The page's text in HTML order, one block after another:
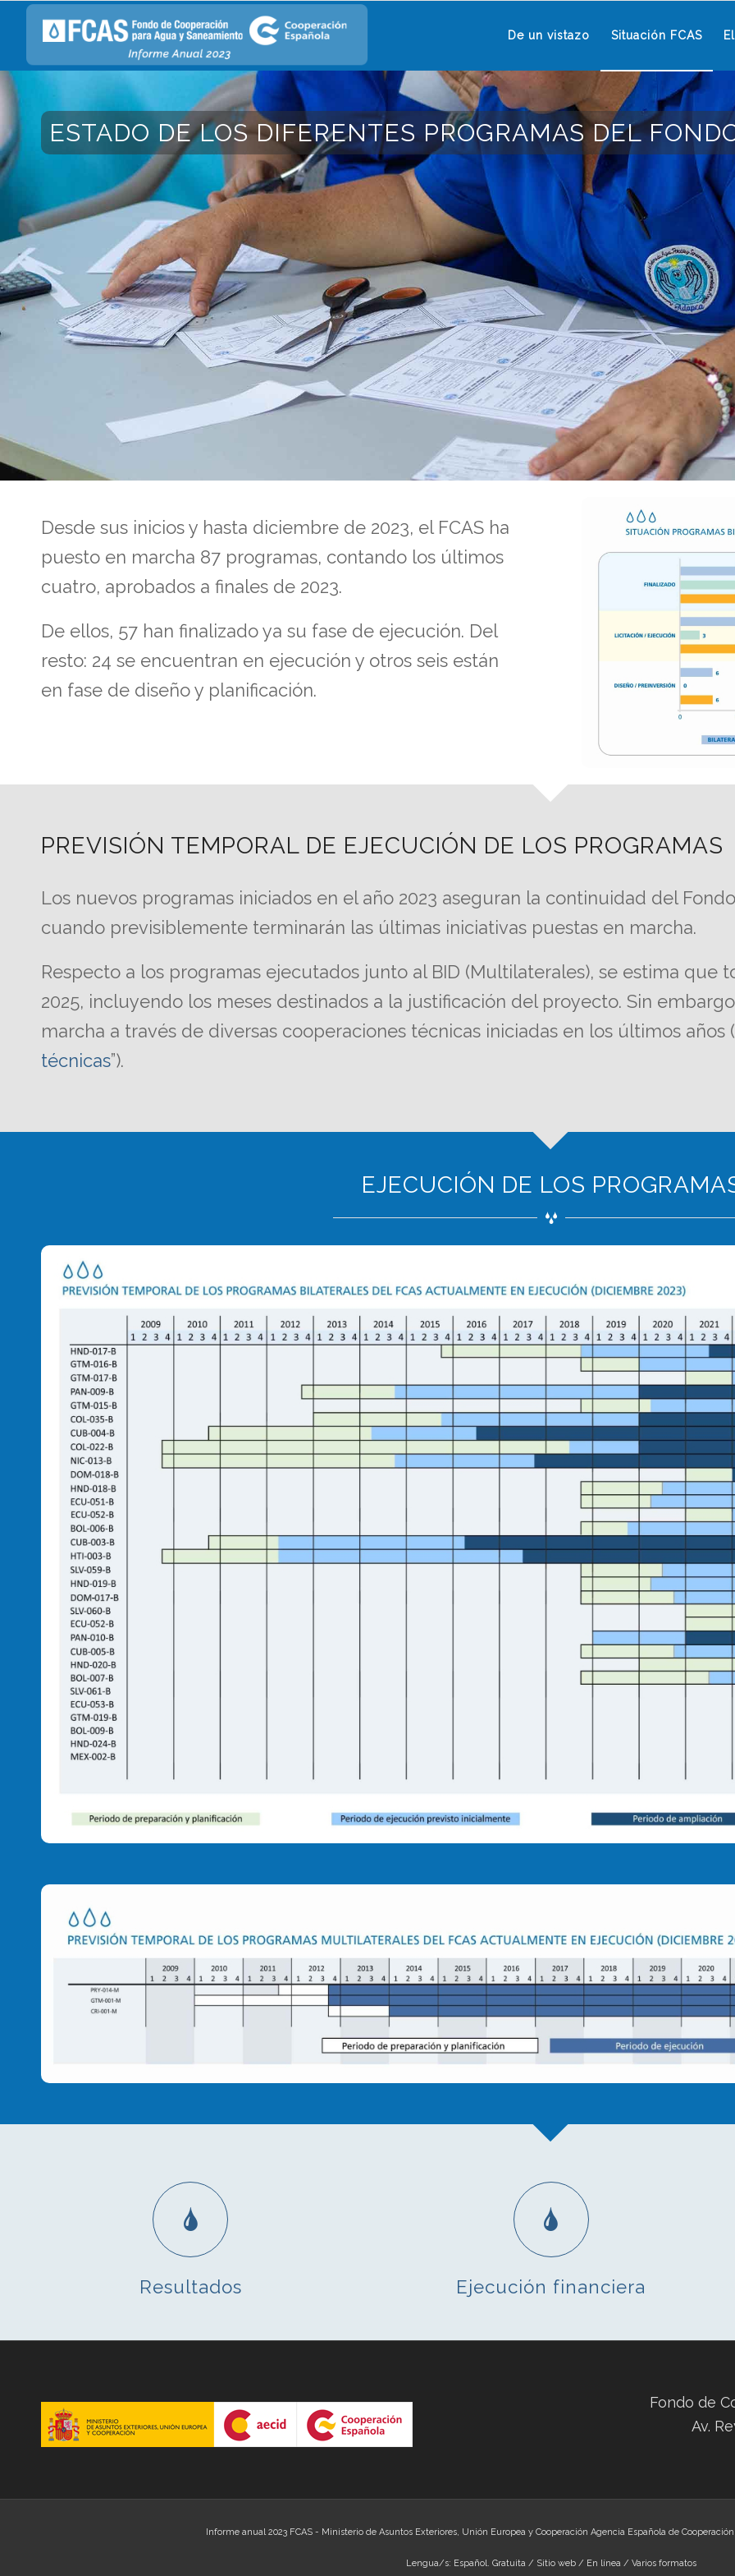
De un vistazo Situación FCAS
ESTADO DE LOS DIFERENTES PROGRAMAS DEL
Desde sus inicios y hasta diciembre de 2023, el FCAS ha
puesto en marcha 87 programas, contando los últimos
cuatro, aprobados a finales de 2023.
De ellos, 57 han finalizado ya su fase de ejecución. Del
resto: 24 se encuentran en ejecución y otros seis están
en fase de diseño y planificación.
PREVISIÓN TEMPORAL DE EJECUCIÓN DE LOS PROGRAMAS
Los nuevos programas iniciados en el año 2023 aseguran la continuidad del
cuando previsiblemente terminarán las últimas iniciativas puestas en marcha.
Respecto a los programas ejecutados junto al BID (Multilaterales), se estima que
2025, incluyendo los meses destinados a la justificación del proyecto. Sin
marcha a través de diversas cooperaciones técnicas iniciadas en los últimos años
técnicas”).
EJECUCIÓN DE LOS
Resultados Ejecución financiera
Fondo de
Av.
Informe anual 2023 FCAS - Ministerio de Asuntos Exteriores, Unión Europea y Cooperación Agencia Española de
Lengua/s: Español. Gratuita / Sitio web / En línea / Varios formatos